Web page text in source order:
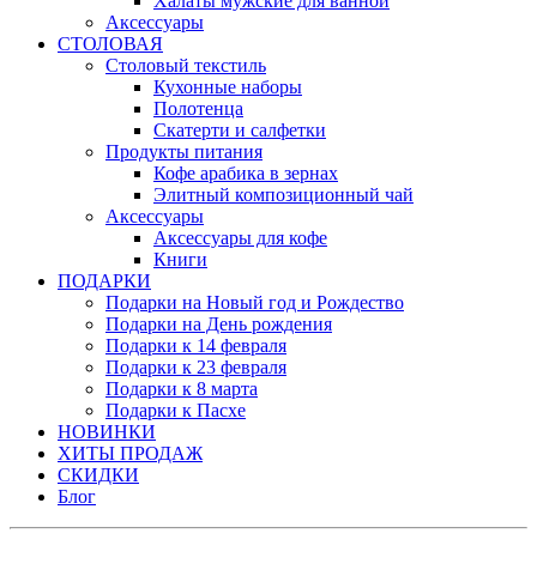
Аксессуары
СТОЛОВАЯ
Столовый текстиль
Кухонные наборы
Полотенца
Скатерти и салфетки
Продукты питания
Кофе арабика в зернах
Элитный композиционный чай
Аксессуары
Аксессуары для кофе
Книги
ПОДАРКИ
Подарки на Новый год и Рождество
Подарки на День рождения
Подарки к 14 февраля
Подарки к 23 февраля
Подарки к 8 марта
Подарки к Пасхе
НОВИНКИ
ХИТЫ ПРОДАЖ
СКИДКИ
Блог